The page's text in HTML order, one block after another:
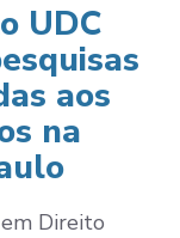
UDC
aos
na
Direito